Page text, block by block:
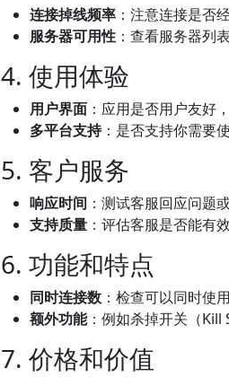
连接掉线频率 ：注意连接是否
服务器可用性 ：查看服务器列
4. 使用体验
用户界面 ：应用是否用户友好
多平台支持：是否支持你需要
5. 客户服务
响应时间 ：测试客服回应问题
支持质量 ：评估客服是否能有
6. 功能和特点
同时连接数 ：检查可以同时使
额外功能：例如杀掉开关（Kill
7. 价格和价值